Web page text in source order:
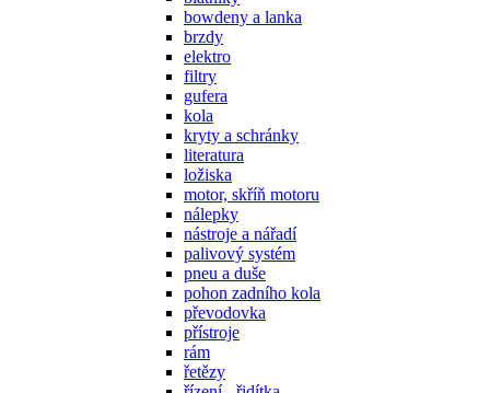
bowdeny a lanka
brzdy
elektro
filtry
gufera
kola
kryty a schránky
literatura
ložiska
motor, skříň motoru
nálepky
nástroje a nářadí
palivový systém
pneu a duše
pohon zadního kola
převodovka
přístroje
rám
řetězy